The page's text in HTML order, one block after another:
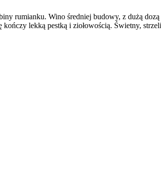
rumianku. Wino średniej budowy, z dużą
kończy lekką pestką i ziołowością. Świetny,